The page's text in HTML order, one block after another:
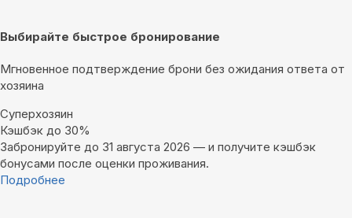
Выбирайте быстрое бронирование
Мгновенное подтверждение брони без ожидания ответа от
хозяина
Суперхозяин
Кэшбэк до 30%
Забронируйте до 31 августа 2026 — и получите кэшбэк
бонусами после оценки проживания.
Подробнее